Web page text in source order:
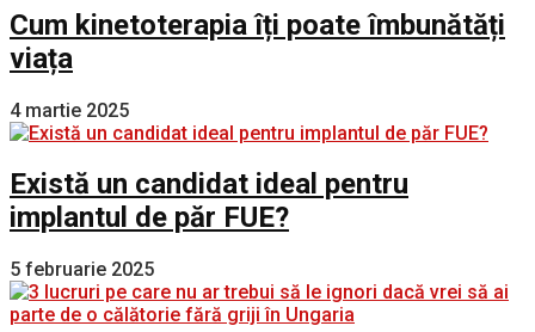
Cum kinetoterapia îți poate îmbunătăți
viața
4 martie 2025
Există un candidat ideal pentru
implantul de păr FUE?
5 februarie 2025